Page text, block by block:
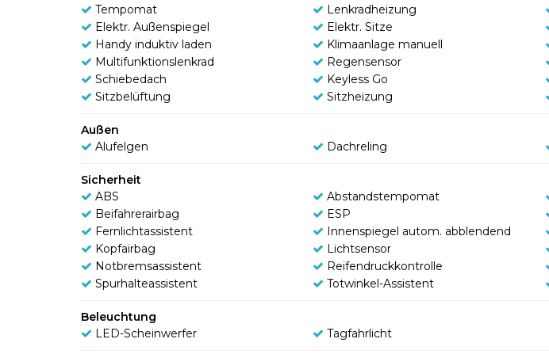
Tempomat
Lenkradheizung
Elektr. Außenspiegel
Elektr. Sitze
Handy induktiv laden
Klimaanlage manuell
Multifunktionslenkrad
Regensensor
Schiebedach
Keyless Go
Sitzbelüftung
Sitzheizung
Außen
Alufelgen
Dachreling
Sicherheit
ABS
Abstandstempomat
Beifahrerairbag
ESP
Fernlichtassistent
Innenspiegel autom. abblendend
Kopfairbag
Lichtsensor
Notbremsassistent
Reifendruckkontrolle
Spurhalteassistent
Totwinkel-Assistent
Beleuchtung
LED-Scheinwerfer
Tagfahrlicht